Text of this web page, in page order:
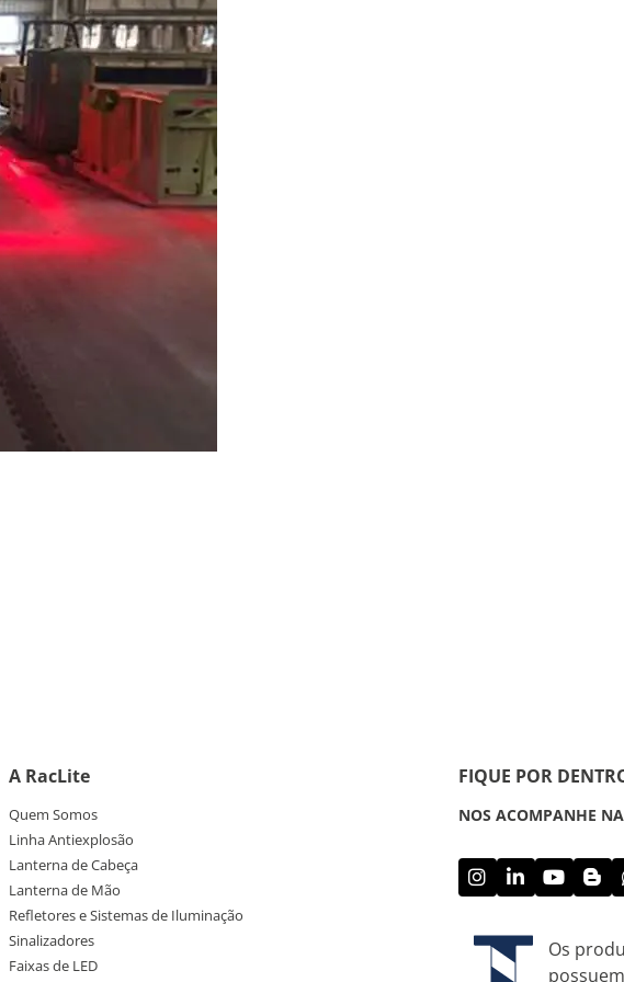
A RacLite
Quem Somos
Linha Antiexplosão
Lanterna de Cabeça
Lanterna de Mão
Refletores e Sistemas de Iluminação
Sinalizadores
Faixas de LED
FIQUE POR
NOS ACOMPANHE
Os